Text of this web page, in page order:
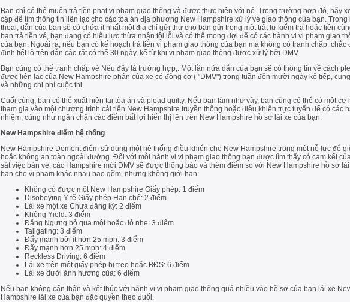
Bạn chỉ có thể muốn trả tiền phạt vi phạm giao thông và được thực hiện với nó. Trong trường hợp đó, hãy
cập để tìm thông tin liên lạc cho các tòa án địa phương New Hampshire xử lý vé giao thông của bạn.
thoại, dẫn của bạn sẽ có chứa ít nhất một địa chỉ gửi thư cho bạn gửi trong một trật tự kiểm tra hoặc tiền
bạn trả tiền vé, bạn đang có hiệu lực thừa nhận tội lỗi và có thể mong đợi để có các hành vi vi phạm giao
của bạn. Ngoài ra, nếu bạn có kế hoạch trả tiền vi phạm giao thông của bạn mà không có tranh chấp,
định tiết lộ trên dẫn các-rất có thể 30 ngày, kể từ khi vi phạm giao thông được xử lý bởi DMV.
Bạn cũng có thể tranh chấp vé Nếu đây là trường hợp,. Một lần nữa dẫn của bạn sẽ có thông tin về cách
được liên lạc của New Hampshire phận của xe có động cơ ( "DMV") trong tuần đến mười ngày kế tiếp,
và những chi phí cuộc thi.
Cuối cùng, bạn có thể xuất hiện tại tòa án và plead guilty. Nếu bạn làm như vậy, bạn cũng có thể có một
tham gia vào một chương trình cải tiến New Hampshire truyền thống hoặc điều khiển trực tuyến để có các
nhiệm, cũng như ngăn chặn các điểm bất lợi hiển thị lên trên New Hampshire hồ sơ lái xe của bạn.
New Hampshire điểm hệ thống
New Hampshire Demerit điểm sử dụng một hệ thống điều khiển cho New Hampshire trong một nỗ lực để
hoặc không an toàn ngoài đường. Đối với mỗi hành vi vi phạm giao thông bạn được tìm thấy có cam kết
sát việc bán vé, các Hampshire mới DMV sẽ được thông báo và thêm điểm so với New Hampshire hồ sơ
bạn cho vi phạm khác nhau bao gồm, nhưng không giới hạn:
Không có được một New Hampshire Giấy phép: 1 điểm
Disobeying Y tế Giấy phép Hạn chế: 2 điểm
Lái xe một xe Chưa đăng ký: 2 điểm
Không Yield: 3 điểm
Đăng Ngưng bỏ qua một hoặc đỏ nhẹ: 3 điểm
Tailgating: 3 điểm
Đẩy mạnh bởi ít hơn 25 mph: 3 điểm
Đẩy mạnh hơn 25 mph: 4 điểm
Reckless Driving: 6 điểm
Lái xe trên một giấy phép bị treo hoặc BĐS: 6 điểm
Lái xe dưới ảnh hưởng của: 6 điểm
Nếu bạn không cẩn thận và kết thúc với hành vi vi phạm giao thông quá nhiều vào hồ sơ của bạn lái xe
Hampshire lái xe của bạn đặc quyền theo đuổi.